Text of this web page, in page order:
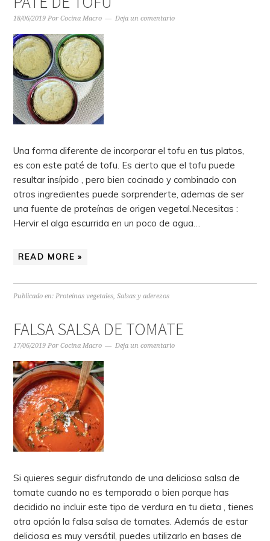
18/06/2019 PorCocina Macro Deja un comentario
Una forma diferente de incorporar el tofu en tus platos,
es con este paté de tofu. Es cierto que el tofu puede
resultar insípido , pero bien cocinado y combinado con
otros ingredientes puede sorprenderte, ademas de ser
una fuente de proteínas de origen vegetal.Necesitas :
Hervir el alga escurrida en un poco de agua…
READ MORE »
Publicado en:Proteínas vegetales,Salsas y aderezos
FALSA SALSA DE TOMATE
17/06/2019 PorCocina Macro Deja un comentario
Si quieres seguir disfrutando de una deliciosa salsa de
tomate cuando no es temporada o bien porque has
decidido no incluir este tipo de verdura en tu dieta , tienes
otra opción la falsa salsa de tomates. Además de estar
deliciosa es muy versátil, puedes utilizarlo en bases de